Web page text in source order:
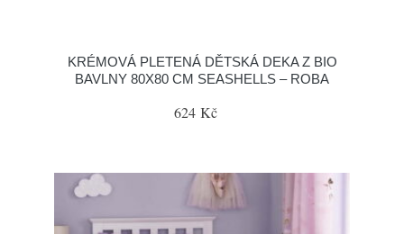
KRÉMOVÁ PLETENÁ DĚTSKÁ DEKA Z BIO
BAVLNY 80X80 CM SEASHELLS – ROBA
624 Kč